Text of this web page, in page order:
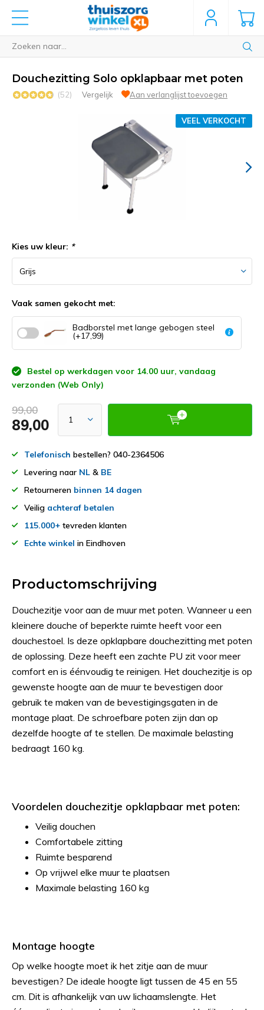
Douchezitting Solo opklapbaar met poten
(52) Vergelijk Aan verlanglijst toevoegen
VEEL VERKOCHT
Kies uw kleur: *
Vaak samen gekocht met:
Badborstel met lange gebogen steel
(+17,99)
Bestel op werkdagen voor 14.00 uur, vandaag
verzonden (Web Only)
99,00
89,00
Telefonisch bestellen? 040-2364506
Levering naar NL & BE
Retourneren binnen 14 dagen
Veilig achteraf betalen
115.000+ tevreden klanten
Echte winkel in Eindhoven
Productomschrijving
Douchezitje voor aan de muur met poten. Wanneer u een
kleinere douche of beperkte ruimte heeft voor een
douchestoel. Is deze opklapbare douchezitting met poten
de oplossing. Deze heeft een zachte PU zit voor meer
comfort en is éénvoudig te reinigen. Het douchezitje is op
gewenste hoogte aan de muur te bevestigen door
gebruik te maken van de bevestigingsgaten in de
montage plaat. De schroefbare poten zijn dan op
dezelfde hoogte af te stellen. De maximale belasting
bedraagt 160 kg.
Voordelen douchezitje opklapbaar met poten:
Veilig douchen
Comfortabele zitting
Ruimte besparend
Op vrijwel elke muur te plaatsen
Maximale belasting 160 kg
Montage hoogte
Op welke hoogte moet ik het zitje aan de muur
bevestigen? De ideale hoogte ligt tussen de 45 en 55
cm. Dit is afhankelijk van uw lichaamslengte. Het